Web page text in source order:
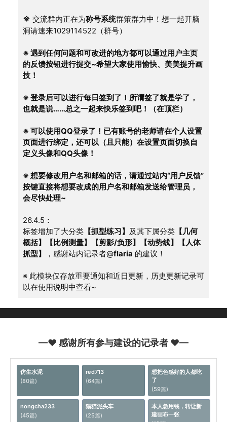
※ 交流群内正在为称号系统群策群力中！想一起开脑
洞请速来1029114522（群号）
※ 遇到任何问题和可改进的地方都可以通过用户主页
的反馈按钮进行提交~希望大家使用愉快、美美提升画
技！
※ 登录后可以进行每日签到了！所谓签了就是学了，
也就是说……总之一起来快乐签到吧！（在顶栏）
※ 可以使用QQ登录了！已有账号的老师请在个人设置
页面进行绑定，还可以（且只能）在设置页面切换自
定义头像和QQ头像！
※ 想要修改用户名和邮箱的话，请通过站内“用户反馈”
按键直接将想要改成的用户名和邮箱发送给管理员，
会尽快处理~
26.4.5：
标签增加了大分类 【抓型练习】 及其下属分类 【几何
概括】【比例测量】【剪影/负形】【动势线】【人体
抓型】
，感谢站内记录者@flaria 的建议！
※ 此模块仅存放重要通知和近日更新，历史更新记录可
以在使用说明中查看~
—♥ 感谢所有参与建设的记录者 ♥—
仿生水泥
(80篇)
red713
(64篇)
想把色感好的人都吃
了
(59篇)
nongcha233
(45篇)
猫猫泥头车
(25篇)
本人急用钱，转让新
建画布一张